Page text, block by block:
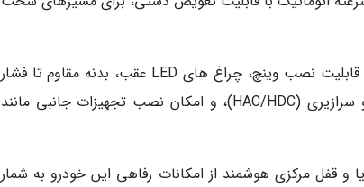
از دیگر ویژگی های این خودرو می توان به سپر فولادی جلو با قابلیت نصب وینچ، چراغ های LED عقب، بدنه مقاوم تا فشار
71٪ فولاد مستحکم، سیستم های کنترل حرکت در سربالایی و سرازیری (HAC/HDC)، و امکان نصب تجهیزات جانبی مانند
قفل مرکزی هوشمند از امکانات رفاهی این خودرو به شمار